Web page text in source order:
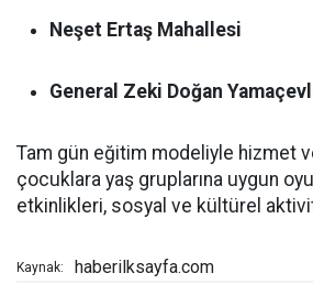
Neşet Ertaş Mahallesi
General Zeki Doğan
Tam gün eğitim modeliyle hizmet
çocuklara yaş gruplarına uygun
etkinlikleri, sosyal ve kültürel
Kaynak: haberilksayfa.com